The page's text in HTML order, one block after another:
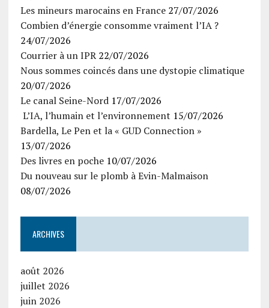
Les mineurs marocains en France 27/07/2026
Combien d’énergie consomme vraiment l’IA ?
24/07/2026
Courrier à un IPR 22/07/2026
Nous sommes coincés dans une dystopie climatique
20/07/2026
Le canal Seine-Nord 17/07/2026
L’IA, l’humain et l’environnement 15/07/2026
Bardella, Le Pen et la « GUD Connection »
13/07/2026
Des livres en poche 10/07/2026
Du nouveau sur le plomb à Evin-Malmaison
08/07/2026
ARCHIVES
août 2026
juillet 2026
juin 2026